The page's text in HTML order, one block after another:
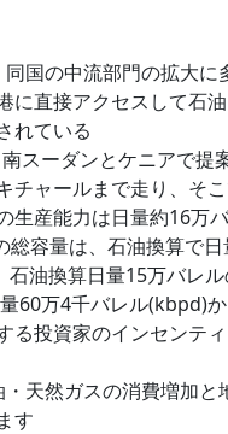
国の中流部門の拡大
に直接アクセスして石
れている
スーダンとケニアで
チャールまで走り、そ
生産能力は日量約16万
容量は、石油換算で
油換算日量15万バレ
60万4千バレル(kbpd)
る投資家のインセンテ
天然ガスの消費増加
す